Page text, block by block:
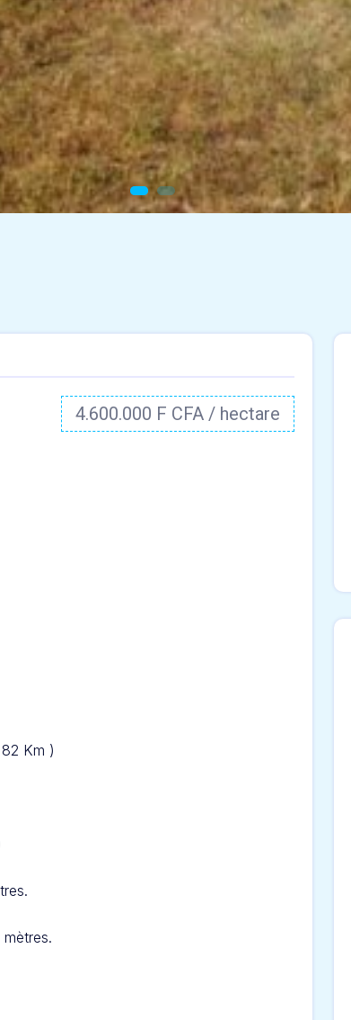
4.600.000 F CFA / hectare
Km )